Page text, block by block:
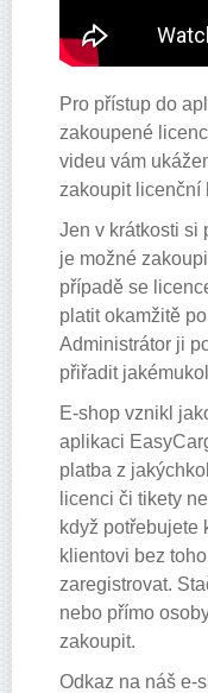
Pro přístup do
zakoupené
videu vám
zakoupit licenční
Jen v krátkosti si
je možné
případě se
platit okamžitě
Administrátor ji
přiřadit
E-shop vznikl
aplikaci
platba z
licenci či tikety
když potřebujete
klientovi bez
zaregistrovat.
nebo přímo
zakoupit.
Odkaz na náš e-